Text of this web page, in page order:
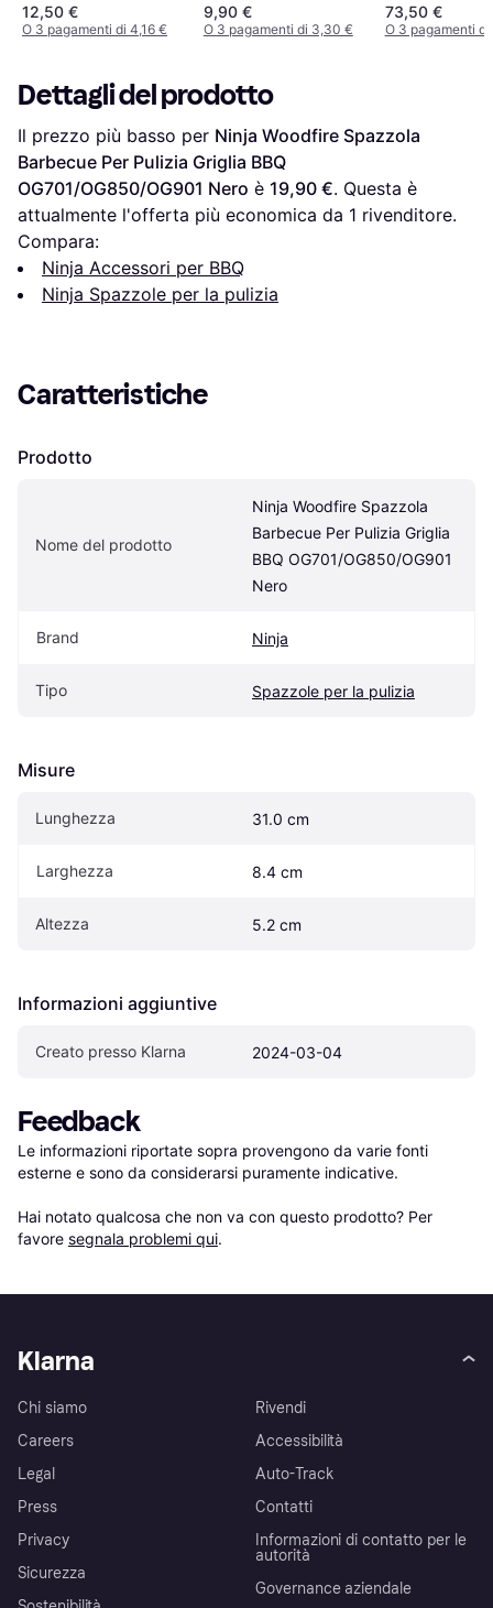
12,50 €
O 3 pagamenti di 4,16 €
9,90 €
O 3 pagamenti di 3,30 €
73,50 €
O 3 pagamenti
Dettagli del prodotto
Il prezzo più basso per Ninja Woodfire Spazzola
Barbecue Per Pulizia Griglia BBQ
OG701/OG850/OG901 Nero è 19,90 €. Questa è
attualmente l'offerta più economica da 1 rivenditore.
Compara:
Ninja Accessori per BBQ
Ninja Spazzole per la pulizia
Caratteristiche
Prodotto
Nome del prodotto
Ninja Woodfire Spazzola
Barbecue Per Pulizia Griglia
BBQ OG701/OG850/OG901
Nero
Brand Ninja
Tipo Spazzole per la pulizia
Misure
Lunghezza 31.0 cm
Larghezza 8.4 cm
Altezza 5.2 cm
Informazioni aggiuntive
Creato presso Klarna 2024-03-04
Feedback
Le informazioni riportate sopra provengono da varie fonti
esterne e sono da considerarsi puramente indicative.
Hai notato qualcosa che non va con questo prodotto? Per
favore segnala problemi qui.
Klarna
Chi siamo
Careers
Legal
Press
Privacy
Sicurezza
Rivendi
Accessibilità
Auto-Track
Contatti
Informazioni di contatto per le
autorità
Governance aziendale